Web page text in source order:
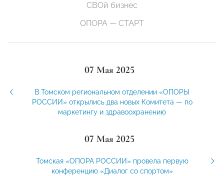
СВОй бизнес
ОПОРА — СТАРТ
07 Мая 2025
В Томском региональном отделении «ОПОРЫ
РОССИИ» открылись два новых Комитета — по
маркетингу и здравоохранению
07 Мая 2025
Томская «ОПОРА РОССИИ» провела первую
конференцию «Диалог со спортом»